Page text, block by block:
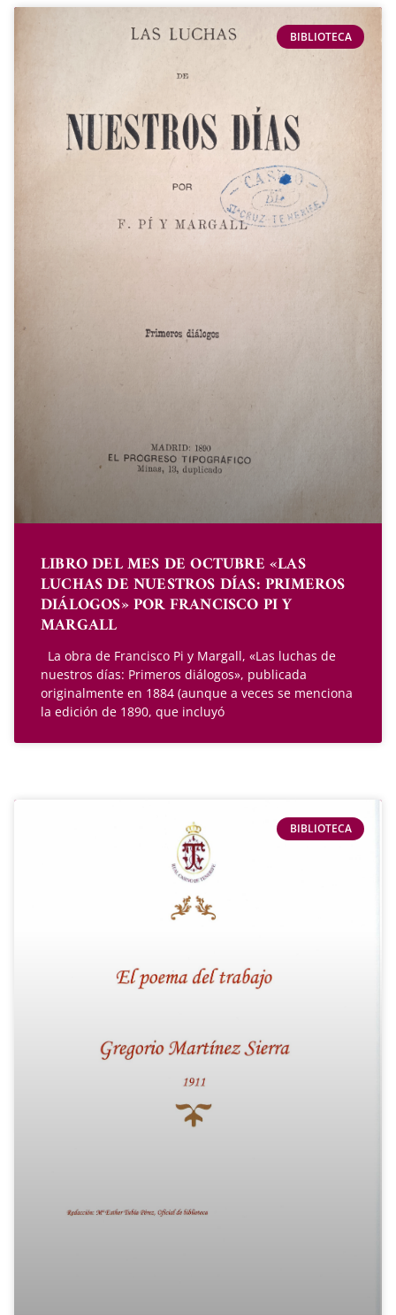
BIBLIOTECA
LIBRO DEL MES DE OCTUBRE «LAS
LUCHAS DE NUESTROS DÍAS: PRIMEROS
DIÁLOGOS» POR FRANCISCO PI Y
MARGALL
La obra de Francisco Pi y Margall, «Las luchas de
nuestros días: Primeros diálogos», publicada
originalmente en 1884 (aunque a veces se menciona
la edición de 1890, que incluyó
BIBLIOTECA